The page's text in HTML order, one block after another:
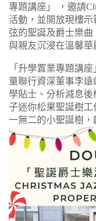
專題講座」
，邀請
活動，並開放現樓
弦的聖誕及爵士樂
與親友沉浸在溫馨華
「升學置業專題講
量聯行資深董事李
學貼士、分析減息
子迷你松果聖誕樹
一無二的小聖誕樹，